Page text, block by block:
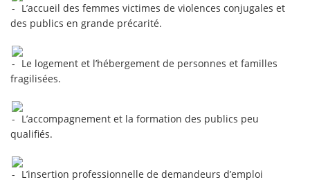
L’accueil des femmes victimes de violences conjugales et
des publics en grande précarité.
Le logement et l’hébergement de personnes et familles
fragilisées.
L’accompagnement et la formation des publics peu
qualifiés.
L’insertion professionnelle de demandeurs d’emploi